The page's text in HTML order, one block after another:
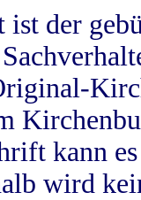
ist der
kann
wird